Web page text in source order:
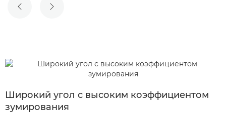
ПРЕДЫДУЩИЙ СЛАЙД
СЛЕДУЮЩИЙ СЛАЙД
Широкий угол с высоким коэффициентом
зумирования